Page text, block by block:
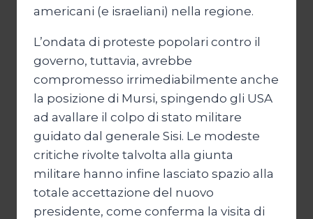
americani (e israeliani) nella regione.
L’ondata di proteste popolari contro il
governo, tuttavia, avrebbe
compromesso irrimediabilmente anche
la posizione di Mursi, spingendo gli USA
ad avallare il colpo di stato militare
guidato dal generale Sisi. Le modeste
critiche rivolte talvolta alla giunta
militare hanno infine lasciato spazio alla
totale accettazione del nuovo
presidente, come conferma la visita di